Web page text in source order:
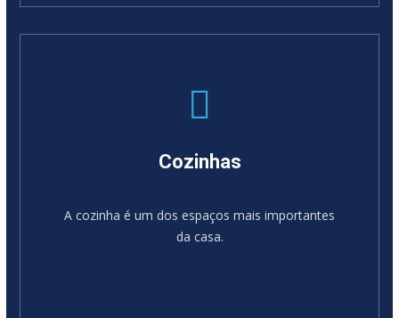
Cozinhas
A cozinha é um dos espaços mais importantes
da casa.
SABER MAIS